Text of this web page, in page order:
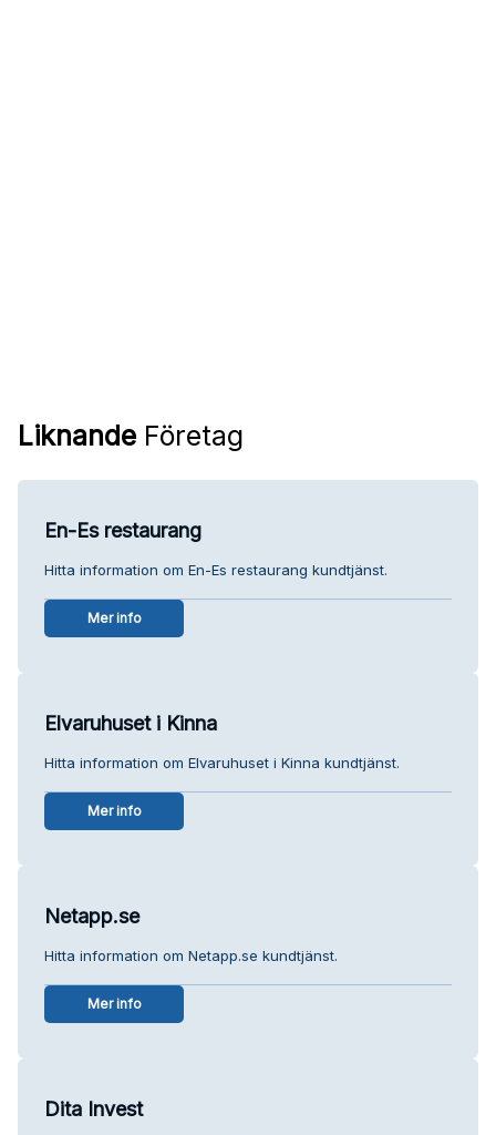
Liknande Företag
En-Es restaurang
Hitta information om En-Es restaurang kundtjänst.
Mer info
Elvaruhuset i Kinna
Hitta information om Elvaruhuset i Kinna kundtjänst.
Mer info
Netapp.se
Hitta information om Netapp.se kundtjänst.
Mer info
Dita Invest